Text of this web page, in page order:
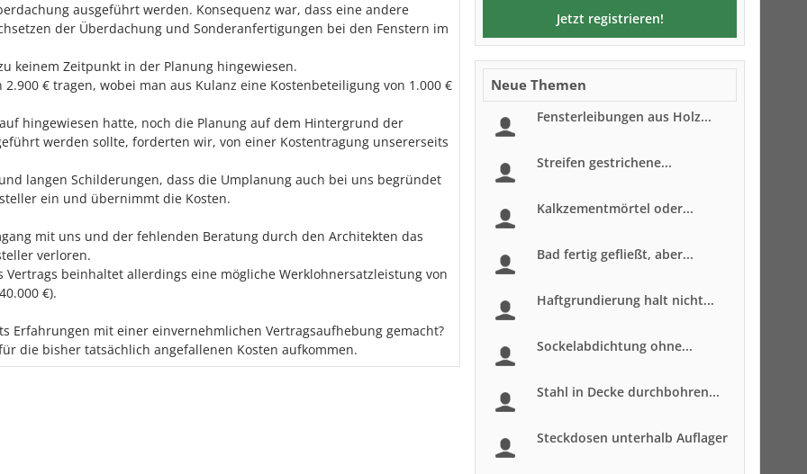
ausgeführt werden. Konsequenz war, dass eine andere
der Überdachung und Sonderanfertigungen bei den Fenstern im
keinem Zeitpunkt in der Planung hingewiesen.
€ tragen, wobei man aus Kulanz eine Kostenbeteiligung von 1.000 €
hingewiesen hatte, noch die Planung auf dem Hintergrund der
werden sollte, forderten wir, von einer Kostentragung unsererseits
langen Schilderungen, dass die Umplanung auch bei uns begründet
ein und übernimmt die Kosten.
mit uns und der fehlenden Beratung durch den Architekten das
verloren.
Vertrags beinhaltet allerdings eine mögliche Werklohnersatzleistung von
€).
Erfahrungen mit einer einvernehmlichen Vertragsaufhebung gemacht?
die bisher tatsächlich angefallenen Kosten aufkommen.
Jetzt registrieren!
Neue Themen
Fensterleibungen aus Holz...
Streifen gestrichene...
Kalkzementmörtel oder...
Bad fertig gefließt, aber...
Haftgrundierung halt nicht...
Sockelabdichtung ohne...
Stahl in Decke durchbohren...
Steckdosen unterhalb Auflager